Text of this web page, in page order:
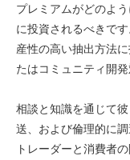
プレミアムがどのよ
に投資されるべきで
産性の高い抽出方法
たはコミュニティ開
相談と知識を通じて
送、および倫理的に
トレーダーと消費者